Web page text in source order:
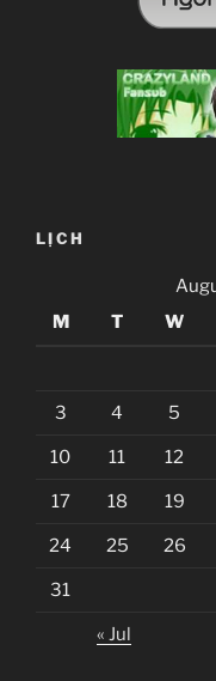
LỊCH
M
T W
3 4 5
10 11 12
17 18 19
24 25 26
31
« Jul